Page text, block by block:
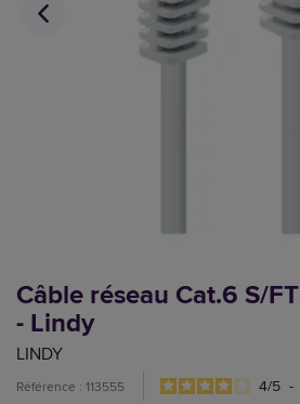
Câble réseau Cat.6 S/
- Lindy
LINDY
Référence : 113555 4/5 -